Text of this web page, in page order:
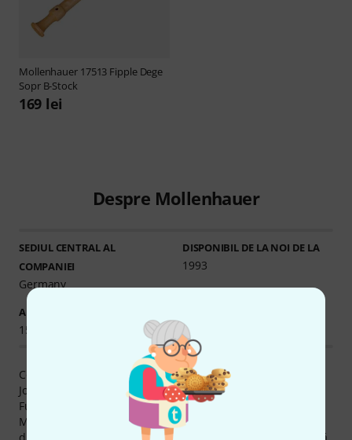
Mollenhauer 17513 Fipple Dege
Sopr B-Stock
169 lei
Despre Mollenhauer
SEDIUL CENTRAL AL
COMPANIEI
Germany
DISPONIBIL DE LA NOI DE LA
1993
ARTICOLE ÎN STOC
150+ 92.55% (1 An)
Conrad Mollenhauer GmbH s-a fondat în 1822 de către
Johann Andreas Mollenhauer. Biroul principal se află în
Fulda (D).
Momentan inventariem 165 produse Mollenhauer, 154